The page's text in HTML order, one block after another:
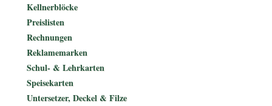
Kellnerblöcke
Preislisten
Rechnungen
Reklamemarken
Schul- & Lehrkarten
Speisekarten
Untersetzer, Deckel & Filze